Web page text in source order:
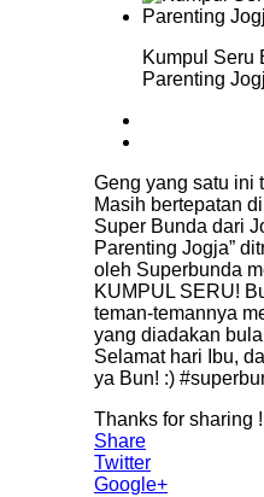
Kumpul Seru
Parenting
Geng yang satu ini
Masih bertepatan
Super Bunda dari
Parenting Jogja”
oleh Superbunda
KUMPUL SERU!
teman-temannya
yang diadakan
Selamat hari Ibu,
ya Bun! :)
Thanks for sharing !
Share
Twitter
Google+